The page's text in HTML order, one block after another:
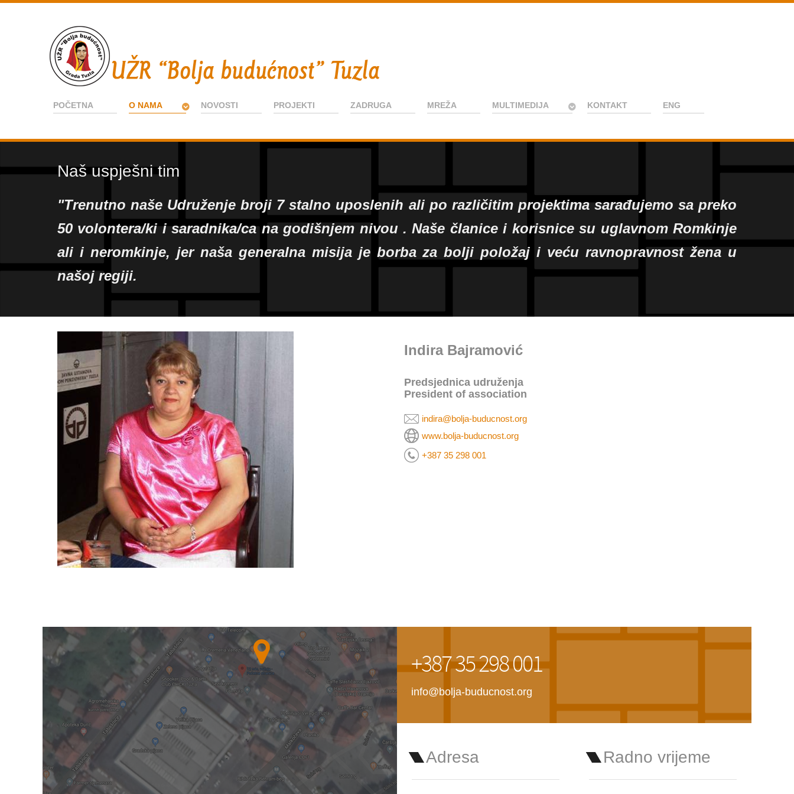
POČETNA O NAMA NOVOSTI PROJEKTI ZADRUGA MREŽA MULTIMEDIJA KONTAKT ENG
Naš uspješni tim
"Trenutno naše Udruženje broji 7 stalno uposlenih ali po različitim projektima sarađujemo sa preko
50 volontera/ki i saradnika/ca na godišnjem nivou . Naše članice i korisnice su uglavnom Romkinje
ali i neromkinje, jer naša generalna misija je borba za bolji položaj i veću ravnopravnost žena u
našoj regiji.
Indira Bajramović
Predsjednica udruženja
President of association
indira@bolja-buducnost.org
www.bolja-buducnost.org
+387 35 298 001
+387 35 298 001
info@bolja-buducnost.org
Adresa Radno vrijeme